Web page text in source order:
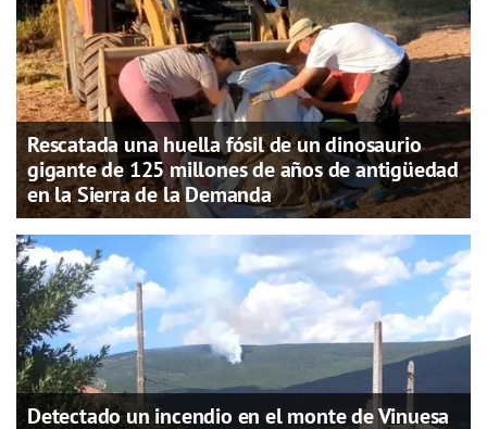
Rescatada una huella fósil de un dinosaurio
gigante de 125 millones de años de antigüedad
en la Sierra de la Demanda
Detectado un incendio en el monte de Vinuesa